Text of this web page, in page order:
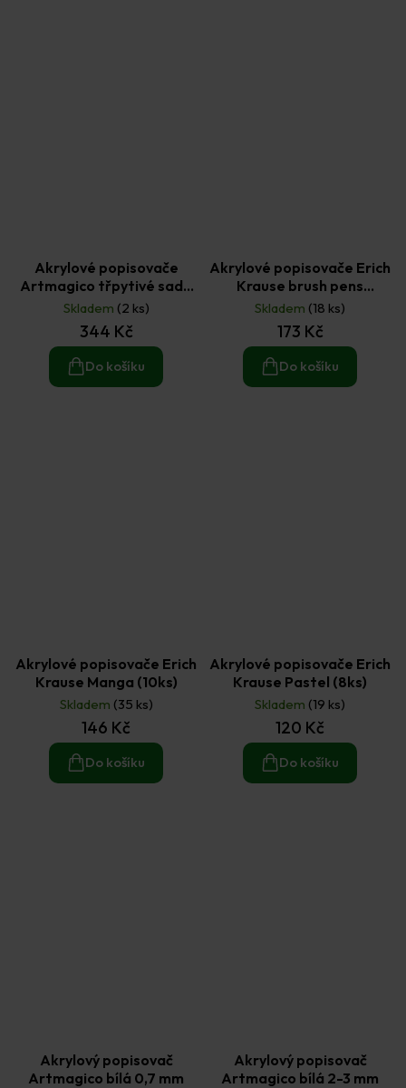
Akrylové popisovače
Artmagico třpytivé sada
(10ks)
Skladem (2 ks)
344 Kč
Do košíku
Akrylové popisovače Erich
Krause brush pens
základní barvy (12ks)
Skladem (18 ks)
173 Kč
Do košíku
Akrylové popisovače Erich
Krause Manga (10ks)
Skladem (35 ks)
146 Kč
Do košíku
Akrylové popisovače Erich
Krause Pastel (8ks)
Skladem (19 ks)
120 Kč
Do košíku
Akrylový popisovač
Artmagico bílá 0,7 mm
Akrylový popisovač
Artmagico bílá 2-3 mm